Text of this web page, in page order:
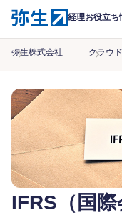
経理お役立ち
弥生株式会社 クラウ
IFRS（国